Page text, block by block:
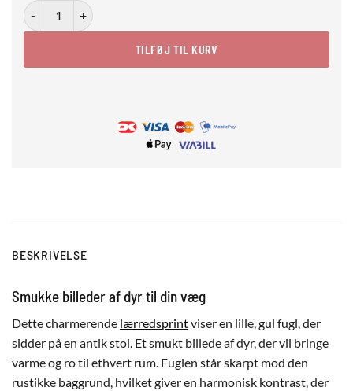
Quiet Observer antal
TILFØJ TIL KURV
BESKRIVELSE
Smukke billeder af dyr til din væg
Dette charmerende lærredsprintviser en lille, gul fugl, der
sidder på en antik stol. Et smukt billede af dyr, der vil bringe
varme og ro til ethvert rum. Fuglen står skarpt mod den
rustikke baggrund, hvilket giver en harmonisk kontrast, der